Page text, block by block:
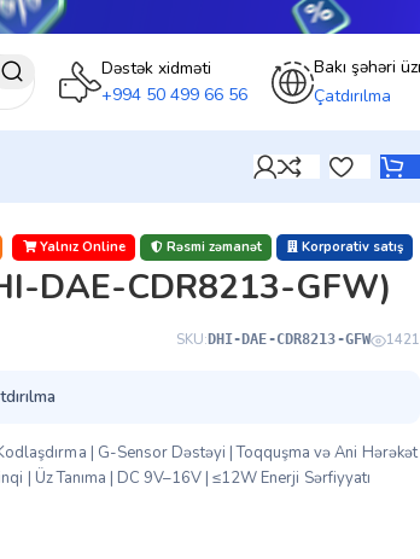
Dəstək xidməti
+994 50 499 66 56
Bakı şəhəri
Çatdırılma
Yalnız Online Rəsmi zəmanət Korporativ satış
DAE-CDR8213-GFW)
SKU:DHI-DAE-CDR8213-GFW 1421
| G-Sensor Dəstəyi | Toqquşma və Ani Hərəkət
| Üz Tanıma | DC 9V–16V | ≤12W Enerji Sərfiyyatı